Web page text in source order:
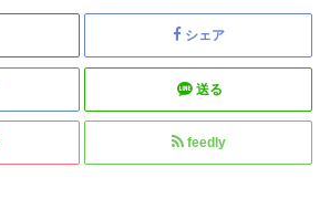
シェア
送る
feedly